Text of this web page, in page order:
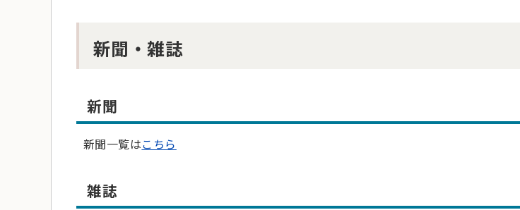
新聞・雑誌
新聞
新聞一覧はこちら
雑誌